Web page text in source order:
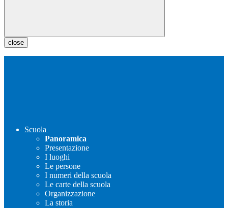
close
Scuola
Panoramica
Presentazione
I luoghi
Le persone
I numeri della scuola
Le carte della scuola
Organizzazione
La storia